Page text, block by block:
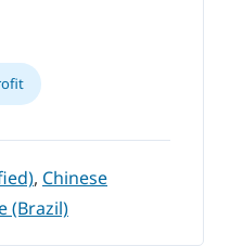
, Chinese
(Brazil)